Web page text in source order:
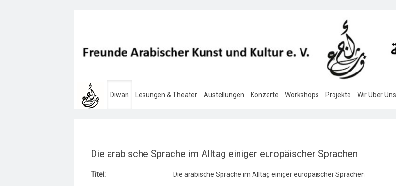
Diwan Lesungen & Theater Austellungen Konzerte Workshops Projekte Wir Über Uns
Die arabische Sprache im Alltag einiger europäischer Sprachen
Titel:
Die arabische Sprache im Alltag einiger europäischer Sprachen